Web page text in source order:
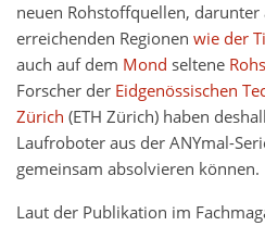
neuen Rohstoffquellen, darunter
erreichenden Regionen wie der
auch auf dem Mond seltene
Forscher der Eidgenössischen
Zürich (ETH Zürich) haben
Laufroboter aus der ANYmal-
gemeinsam absolvieren können.
Laut der Publikation im